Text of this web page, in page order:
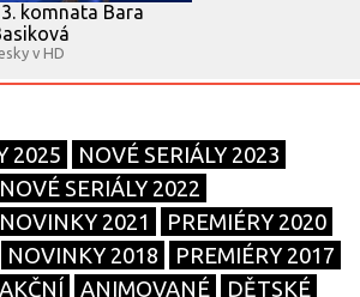
komnata Bara
v HD
2025
NOVÉ SERIÁLY 2023
NOVÉ SERIÁLY 2022
NOVINKY 2021
PREMIÉRY 2020
NOVINKY 2018
PREMIÉRY 2017
AKČNÍ ANIMOVANÉ
DĚTSKÉ